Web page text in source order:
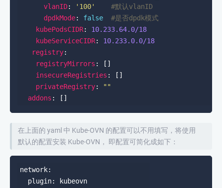
vlanID: '100'
#默认vlanID
dpdkMode: false
#是否dpdk模式
kubePodsCIDR: 10.233.64.0/18
kubeServiceCIDR: 10.233.0.0/18
registry
registryMirrors
insecureRegistries
privateRegistry:
""
addons
在上面的 yaml 中 Kube-OVN 的配置可以不用填写，将使用
默认的配置安装 Kube-OVN， 即配置可简化成如下：
network:
  plugin: kubeovn